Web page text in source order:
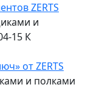
ZERTS
от ZERTS